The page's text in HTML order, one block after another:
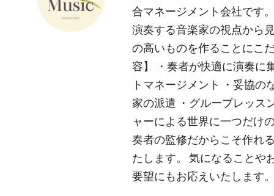
合マネージメント会社です
演奏する音楽家の視点から
の高いものを作ることにこ
容】 ・奏者が快適に演奏に
トマネージメント ・妥協
家の派遣 ・グループレッス
ャーによる世界に一つだけ
奏者の監修だからこそ作れ
たします。 気になることや
要望にもお応えいたします